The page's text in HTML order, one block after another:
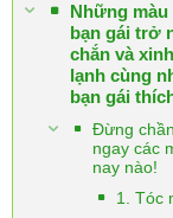
Những
bạn gái trở
chắn và
lạnh cùng
bạn gái
Đừng
ngay các
nay nào!
1. Tóc